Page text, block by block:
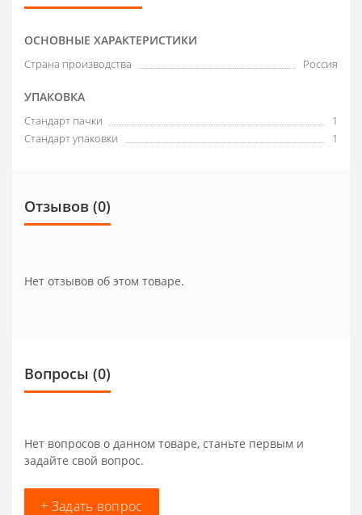
ОСНОВНЫЕ ХАРАКТЕРИСТИКИ
Страна производства Россия
УПАКОВКА
Стандарт пачки
1
Стандарт упаковки
1
Отзывов (0)
Нет отзывов об этом товаре.
Вопросы (0)
Нет вопросов о данном товаре, станьте первым и
задайте свой вопрос.
+ Задать вопрос